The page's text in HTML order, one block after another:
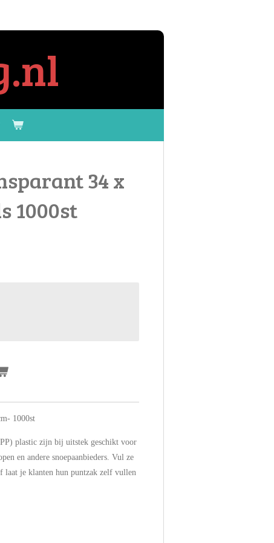
34 x
1000st
1000st
plastic zijn bij uitstek geschikt voor
en andere snoepaanbieders. Vul ze
laat je klanten hun puntzak zelf vullen